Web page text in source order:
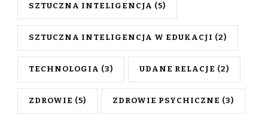
SZTUCZNA INTELIGENCJA (5)
SZTUCZNA INTELIGENCJA W EDUKACJI (2)
TECHNOLOGIA (3) UDANE RELACJE (2)
ZDROWIE (5) ZDROWIE PSYCHICZNE (3)